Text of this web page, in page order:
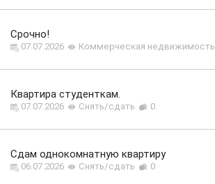
Срочно!
07.07.2026 Коммерческая недвижимость
Квартира студенткам.
07.07.2026 Снять/сдать 0
Сдам однокомнатную квартиру
06.07.2026 Снять/сдать 0